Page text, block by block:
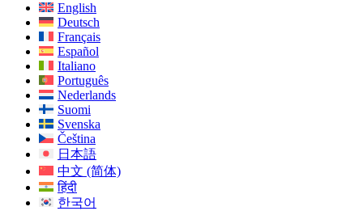
English
Deutsch
Français
Español
Italiano
Português
Nederlands
Suomi
Svenska
Čeština
日本語
中文 (简体)
हिंदी
한국어